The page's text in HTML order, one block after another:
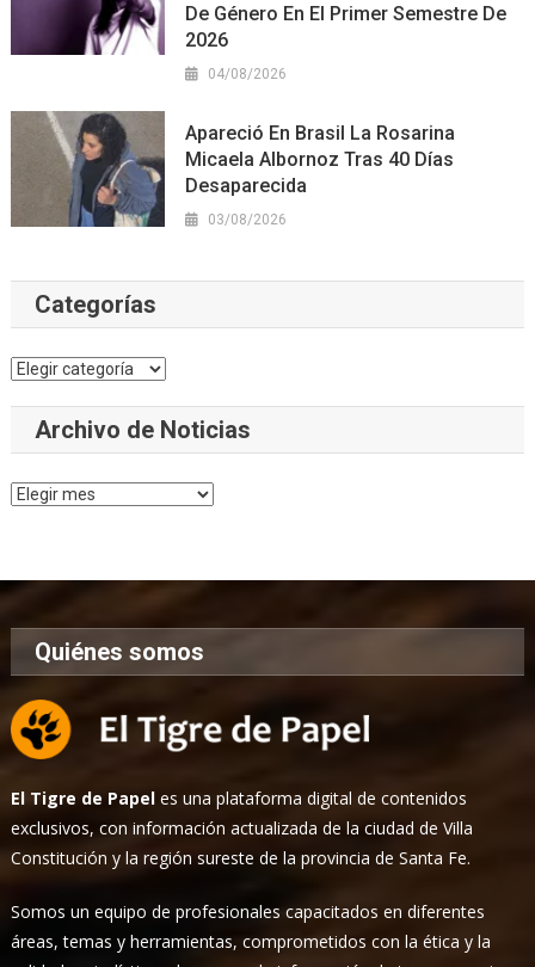
De Género En El Primer Semestre De
2026
04/08/2026
Apareció En Brasil La Rosarina
Micaela Albornoz Tras 40 Días
Desaparecida
03/08/2026
Categorías
Categorías
Archivo de Noticias
Archivo
Quiénes somos
El Tigre de Papel es una plataforma digital de contenidos
exclusivos, con información actualizada de la ciudad de Villa
Constitución y la región sureste de la provincia de Santa Fe.
Somos un equipo de profesionales capacitados en diferentes
áreas, temas y herramientas, comprometidos con la ética y la